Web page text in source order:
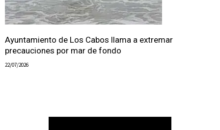
Ayuntamiento de Los Cabos llama a extremar
precauciones por mar de fondo
22/07/2026